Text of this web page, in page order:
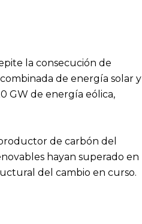
la consecución de
de energía solar y
GW de energía eólica,
de carbón del
hayan superado en
del cambio en curso.